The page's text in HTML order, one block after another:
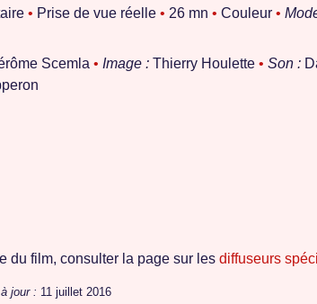
• Prise de vue réelle • 26 mn • Couleur •
Scemla • Image : Thierry Houlette • Son :
du film, consulter la page sur les diffuseurs
jour : 11 juillet 2016